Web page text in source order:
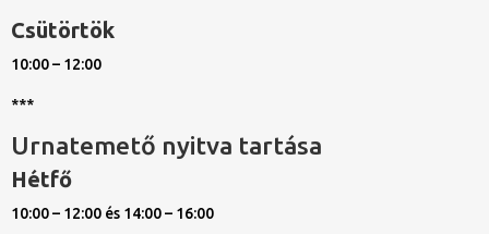
Csütörtök
10:00 – 12:00
***
Urnatemető nyitva tartása
Hétfő
10:00 – 12:00 és 14:00 – 16:00